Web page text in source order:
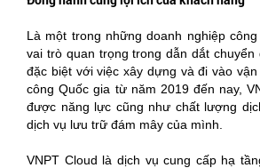
Là một trong những doanh nghiệp
vai trò quan trọng trong dẫn dắt chuyển
đặc biệt với việc xây dựng và đi vào
công Quốc gia từ năm 2019 đến nay,
được năng lực cũng như chất lượng
dịch vụ lưu trữ đám mây của mình.
VNPT Cloud là dịch vụ cung cấp hạ